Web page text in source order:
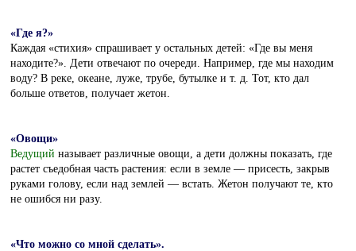
«Где я?»
Каждая «стихия» спрашивает у остальных детей: «Где вы меня
находите?». Дети отвечают по очереди. Например, где мы находим
воду? В реке, океане, луже, трубе, бутылке и т. д. Тот, кто дал
больше ответов, получает жетон.
«Овощи»
Ведущий называет различные овощи, а дети должны показать, где
растет съедобная часть растения: если в земле — присесть, закрыв
руками голову, если над землей — встать. Жетон получают те, кто
не ошибся ни разу.
«Что можно со мной сделать».